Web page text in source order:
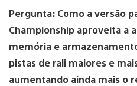
Pergunta: Como a versão
Championship aproveita a
memória e
pistas de rali maiores e
aumentando ainda mais o